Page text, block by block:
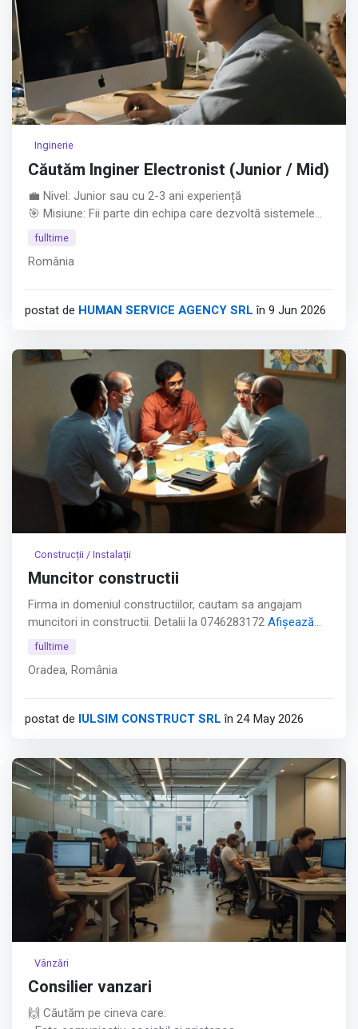
Inginerie
Căutăm Inginer Electronist (Junior / Mid)
💼 Nivel: Junior sau cu 2-3 ani experiență
🎯 Misiune: Fii parte din echipa care dezvoltă sistemele
electronice ale unora dintre cele mai precise aparaturi de
Ce așteptăm de la tine: • Studii superioare în Electronică,
cu 2-3 ani experiență în circuite, testare sau design
Afișează tot
fulltime
România
postat de HUMAN SERVICE AGENCY SRL în 9 Jun 2026
Construcții / Instalații
Muncitor constructii
Firma in domeniul constructiilor, cautam sa angajam
muncitori in constructii. Detalii la 0746283172 Afișează
tot
fulltime
Oradea, România
postat de IULSIM CONSTRUCT SRL în 24 May 2026
Vânzări
Consilier vanzari
🙌 Căutăm pe cineva care: